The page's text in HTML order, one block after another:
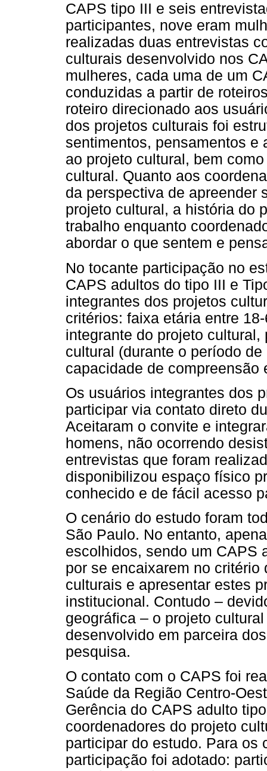
CAPS tipo III e seis
participantes, nove eram
realizadas duas entrevistas
culturais desenvolvido nos
mulheres, cada uma de um
conduzidas a partir de
roteiro direcionado aos
dos projetos culturais foi
sentimentos, pensamentos e
ao projeto cultural, bem
cultural. Quanto aos
da perspectiva de apreender
projeto cultural, a história do
trabalho enquanto
abordar o que sentem e
No tocante participação no
CAPS adultos do tipo III e
integrantes dos projetos
critérios: faixa etária entre
integrante do projeto
cultural (durante o período
capacidade de compreensão
Os usuários integrantes dos
participar via contato direto
Aceitaram o convite e
homens, não ocorrendo
entrevistas que foram
disponibilizou espaço físico
conhecido e de fácil acesso
O cenário do estudo foram
São Paulo. No entanto,
escolhidos, sendo um CAPS
por se encaixarem no
culturais e apresentar estes
institucional. Contudo –
geográfica – o projeto
desenvolvido em parceira
pesquisa.
O contato com o CAPS foi
Saúde da Região Centro-
Gerência do CAPS adulto
coordenadores do projeto
participar do estudo. Para os
participação foi adotado: